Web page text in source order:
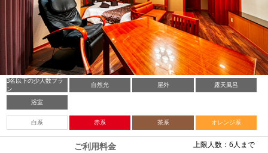
3名以下の少人数プラ
ン
自然光 屋外 露天風呂
浴室
白系 赤系 茶系 オレンジ系
上限人数：6人まで
ご利用料金